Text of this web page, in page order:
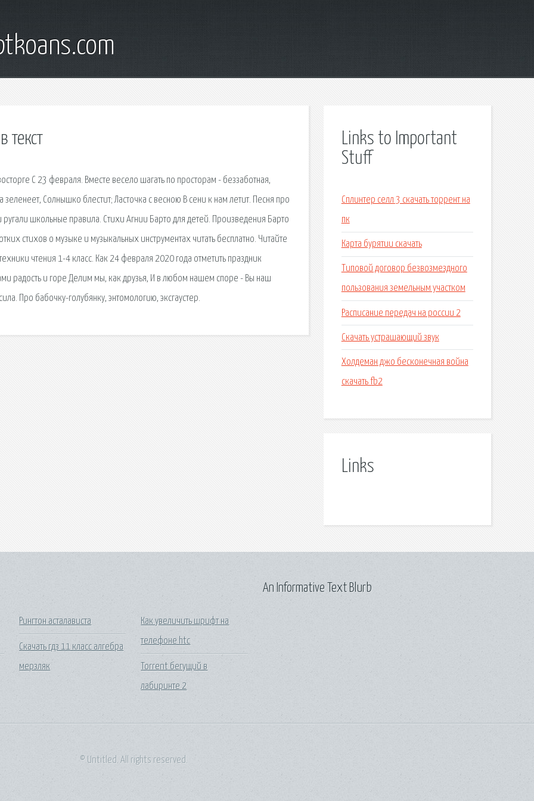
текст
С 23 февраля. Вместе весело шагать по просторам - беззаботная,
Солнышко блестит; Ласточка с весною В сени к нам летит. Песня про
школьные правила. Стихи Агнии Барто для детей. Произведения Барто
стихов о музыке и музыкальных инструментах читать бесплатно. Читайте
чтения 1-4 класс. Как 24 февраля 2020 года отметить праздник
радость и горе Делим мы, как друзья, И в любом нашем споре - Вы наш
Про бабочку-голубянку, энтомологию, эксгаустер.
Links to Important
Stuff
Сплинтер селл 3 скачать торрент на
пк
Карта бурятии скачать
Типовой договор безвозмездного
пользования земельным участком
Расписание передач на россии 2
Скачать устрашающий звук
Холдеман джо бесконечная война
скачать fb2
Links
Рингтон асталависта
Скачать гдз 11 класс алгебра
мерзляк
Как увеличить шрифт на
телефоне htc
Torrent бегущий в
лабиринте 2
An Informative Text Blurb
© Untitled. All rights reserved.